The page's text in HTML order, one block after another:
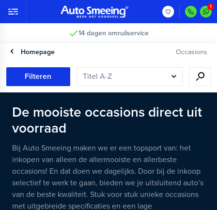
14 dagen omruilservice
Homepage Occasions
Filteren
De mooiste occasions direct uit
voorraad
Bij Auto Smeeing maken we er een topsport van: het
inkopen van alleen de allermooiste en allerbeste
occasions! En dat doen we dagelijks. Door bij de inkoop
selectief te werk te gaan, bieden we je uitsluitend auto’s
van de beste kwaliteit. Stuk voor stuk unieke occasions
met uitgebreide specificaties en een lage